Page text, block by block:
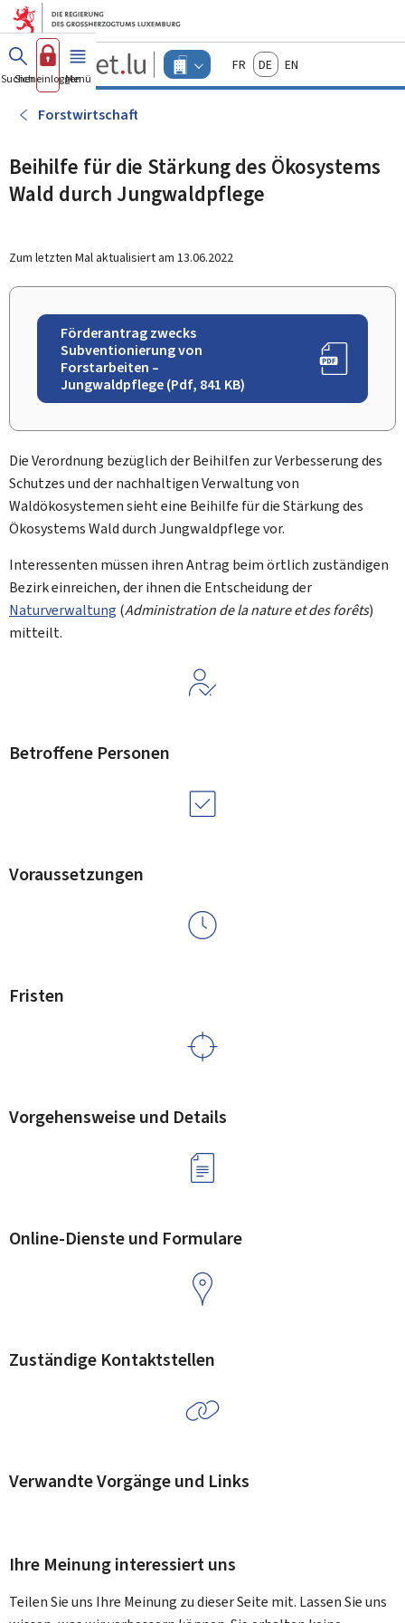
Zum Hauptmenü
Zum Inhalt
Guichet.lu
Changer
d'espace
actif
FrançaisDeutschEnglish
Suchen
Sich einloggen
Menü Haupt-
Forstwirtschaft
Beihilfe für die Stärkung des Ökosystems
Wald durch Jungwaldpflege
Zum letzten Mal aktualisiert am 13.06.2022
Förderantrag zwecks
Subventionierung von
Forstarbeiten –
Jungwaldpflege (Pdf, 841 KB)
Die Verordnung bezüglich der Beihilfen zur Verbesserung des
Schutzes und der nachhaltigen Verwaltung von
Waldökosystemen sieht eine Beihilfe für die Stärkung des
Ökosystems Wald durch Jungwaldpflege vor.
Interessenten müssen ihren Antrag beim örtlich zuständigen
Bezirk einreichen, der ihnen die Entscheidung der
Naturverwaltung (Administration de la nature et des forêts)
mitteilt.
Betroffene Personen
Voraussetzungen
Fristen
Vorgehensweise und Details
Online-Dienste und Formulare
Zuständige Kontaktstellen
Verwandte Vorgänge und Links
Ihre Meinung interessiert uns
Teilen Sie uns Ihre Meinung zu dieser Seite mit. Lassen Sie uns